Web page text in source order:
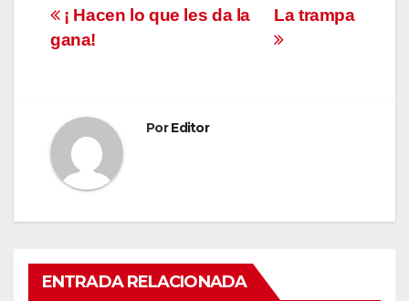
Navegación
de
La trampa
¡ Hacen lo que les da la
gana!
PorEditor
ENTRADA RELACIONADA